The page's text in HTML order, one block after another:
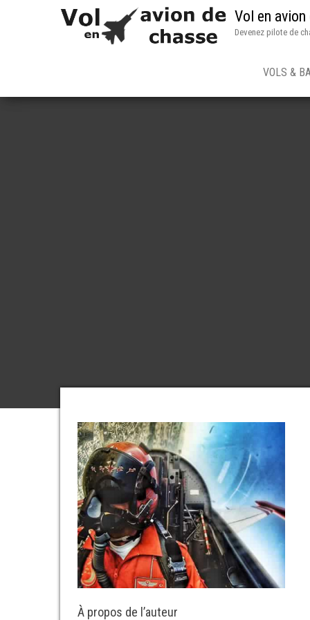
Vol en
Devenez pilote de
VOLS &
À propos de l’auteur